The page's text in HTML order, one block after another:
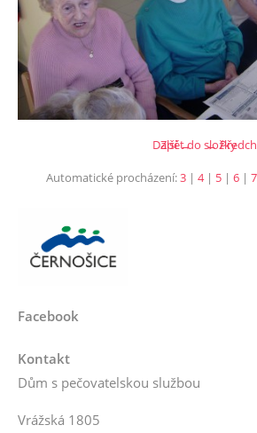
←
Další →
Zpět do složky
Automatické procházení:3 | 4| 5 | 6 | 7
Facebook
Kontakt
Dům s pečovatelskou službou
Vrážská 1805